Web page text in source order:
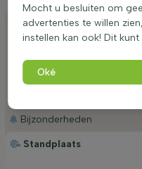
Standplaats
Aanplanten
Water geven
Bijzonderheden
Mocht u besluiten om
advertenties te willen
instellen kan ook! Dit kunt
Oké